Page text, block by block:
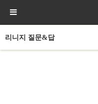
리니지 질문&답